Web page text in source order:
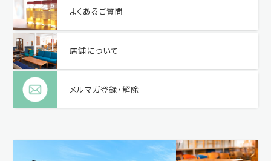
よくあるご質問
店舗について
メルマガ登録・解除